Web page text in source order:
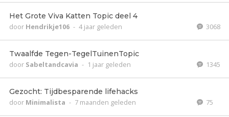
Het Grote Viva Katten Topic deel 4
door Hendrikje106 - 4 jaar geleden 3068
Twaalfde Tegen-TegelTuinenTopic
door Sabeltandcavia - 1 jaar geleden 1345
Gezocht: Tijdbesparende lifehacks
door Minimalista - 7 maanden geleden 75